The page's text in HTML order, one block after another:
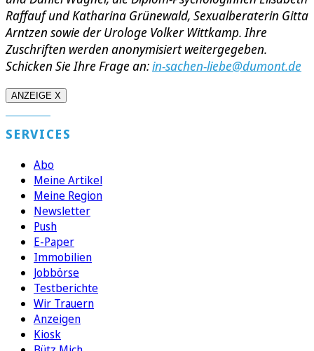
Raffauf und Katharina Grünewald, Sexualberaterin Gitta
Arntzen sowie der Urologe Volker Wittkamp. Ihre
Zuschriften werden anonymisiert weitergegeben.
Schicken Sie Ihre Frage an:in-sachen-liebe@dumont.de
ANZEIGE X
SERVICES
Abo
Meine Artikel
Meine Region
Newsletter
Push
E-Paper
Immobilien
Jobbörse
Testberichte
Wir Trauern
Anzeigen
Kiosk